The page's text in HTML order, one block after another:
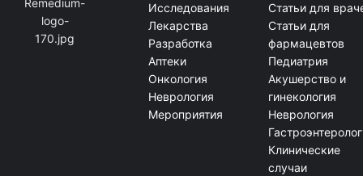
Исследования
Лекарства
Разработка
Аптеки
Онкология
Неврология
Мероприятия
Статьи для
Статьи для
фармацевтов
Педиатрия
Акушерство и
гинекология
Неврология
Клинические
случаи